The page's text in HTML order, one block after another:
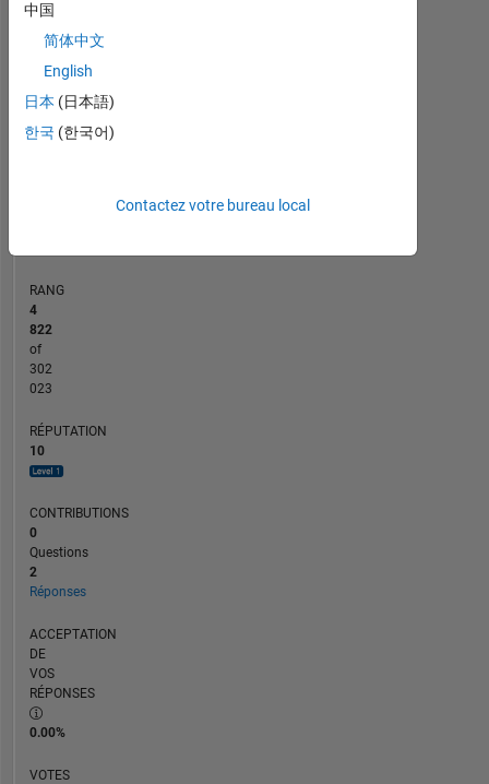
CONTRIBUTIONS 1
2
RANG
4
822
of
302
023
RÉPUTATION
10
CONTRIBUTIONS
0
Questions
2
Réponses
ACCEPTATION
DE
VOS
RÉPONSES
0.00%
VOTES
中国
简体中文
English
日本 (日本語)
한국 (한국어)
Contactez votre bureau local